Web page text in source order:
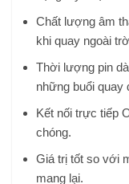
Chất lượng âm
khi quay ngoài
Thời lượng pin
những buổi quay
Kết nối trực tiếp
chóng.
Giá trị tốt so với
mang lại.